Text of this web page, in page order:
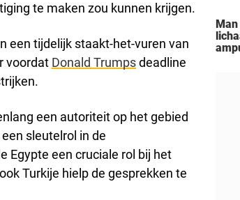
te maken zou kunnen krijgen.
een tijdelijk staakt-het-vuren van
voordat Donald Trumpsdeadline
een autoriteit op het gebied
sleutelrol in de
Egypte een cruciale rol bij het
Turkije hielp de gesprekken te